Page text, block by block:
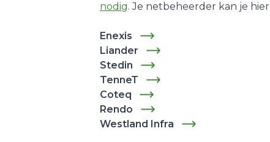
nodig. Je netbeheerder kan je
Enexis
Liander
Stedin
TenneT
Coteq
Rendo
Westland Infra